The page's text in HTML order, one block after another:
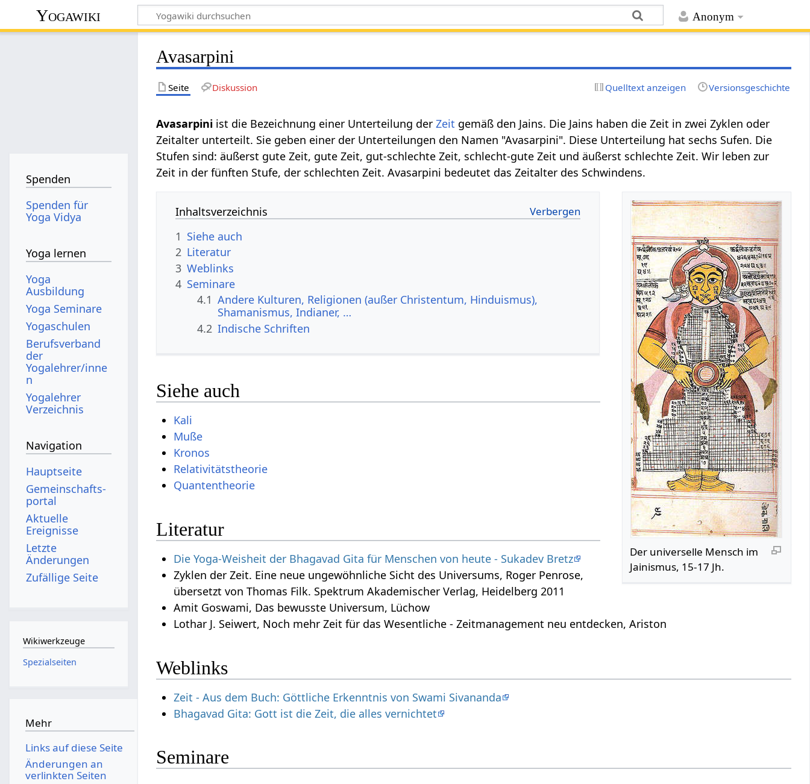
Anonym
Yogawiki
Avasarpini
Seite Diskussion Quelltext anzeigen Versionsgeschichte
Avasarpini ist die Bezeichnung einer Unterteilung derZeit gemäß den Jains. Die Jains haben die Zeit in zwei Zyklen oder
Zeitalter unterteilt. Sie geben einer der Unterteilungen den Namen "Avasarpini". Diese Unterteilung hat sechs Sufen. Die
Stufen sind: äußerst gute Zeit, gute Zeit, gut-schlechte Zeit, schlecht-gute Zeit und äußerst schlechte Zeit. Wir leben zur
Zeit in der fünften Stufe, der schlechten Zeit. Avasarpini bedeutet das Zeitalter des Schwindens.
Der universelle Mensch im
Jainismus, 15-17 Jh.
Inhaltsverzeichnis
1 Siehe auch
2 Literatur
3 Weblinks
4 Seminare
4.1 Andere Kulturen, Religionen (außer Christentum, Hinduismus),
Shamanismus, Indianer, …
4.2 Indische Schriften
Siehe auch
Kali
Muße
Kronos
Relativitätstheorie
Quantentheorie
Literatur
Die Yoga-Weisheit der Bhagavad Gita für Menschen von heute - Sukadev Bretz
Zyklen der Zeit. Eine neue ungewöhnliche Sicht des Universums, Roger Penrose,
übersetzt von Thomas Filk. Spektrum Akademischer Verlag, Heidelberg 2011
Amit Goswami, Das bewusste Universum, Lüchow
Lothar J. Seiwert, Noch mehr Zeit für das Wesentliche - Zeitmanagement neu entdecken, Ariston
Weblinks
Zeit - Aus dem Buch: Göttliche Erkenntnis von Swami Sivananda
Bhagavad Gita: Gott ist die Zeit, die alles vernichtet
Seminare
Spenden
Spenden für
Yoga Vidya
Yoga lernen
Yoga
Ausbildung
Yoga Seminare
Yogaschulen
Berufsverband
der
Yogalehrer/inne
n
Yogalehrer
Verzeichnis
Navigation
Hauptseite
Gemeinschafts­
portal
Aktuelle
Ereignisse
Letzte
Änderungen
Zufällige Seite
Wikiwerkzeuge
Spezialseiten
Mehr
Links auf diese Seite
Änderungen an
verlinkten Seiten